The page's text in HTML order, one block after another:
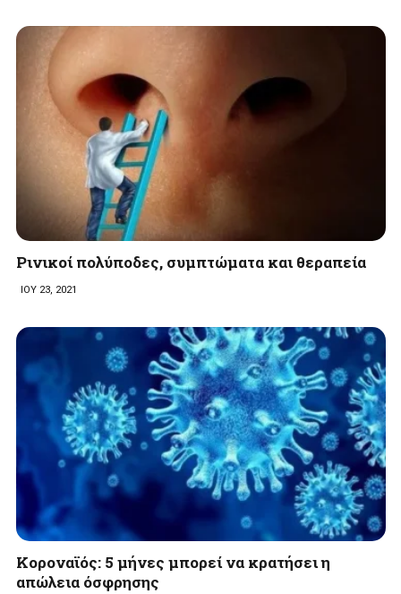
Ρινικοί πολύποδες, συμπτώματα και θεραπεία
ΙΟΥ 23, 2021
Κοροναϊός: 5 μήνες μπορεί να κρατήσει η
απώλεια όσφρησης